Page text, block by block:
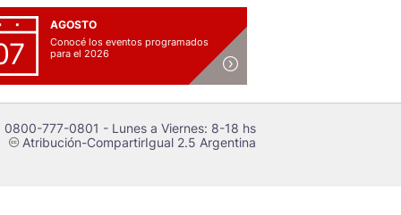
AGOSTO
Conocé los eventos programados
para el 2026
0800-777-0801 - Lunes a Viernes: 8-18 hs
cAtribución-CompartirIgual 2.5 Argentina